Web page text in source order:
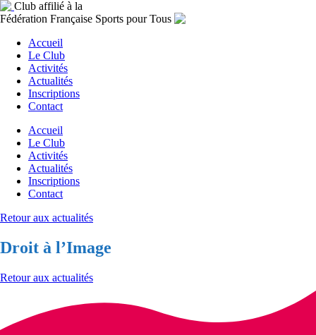
Club affilié à la
Fédération Française Sports pour Tous
Accueil
Le Club
Activités
Actualités
Inscriptions
Contact
Accueil
Le Club
Activités
Actualités
Inscriptions
Contact
Retour aux actualités
Droit à l’Image
Retour aux actualités